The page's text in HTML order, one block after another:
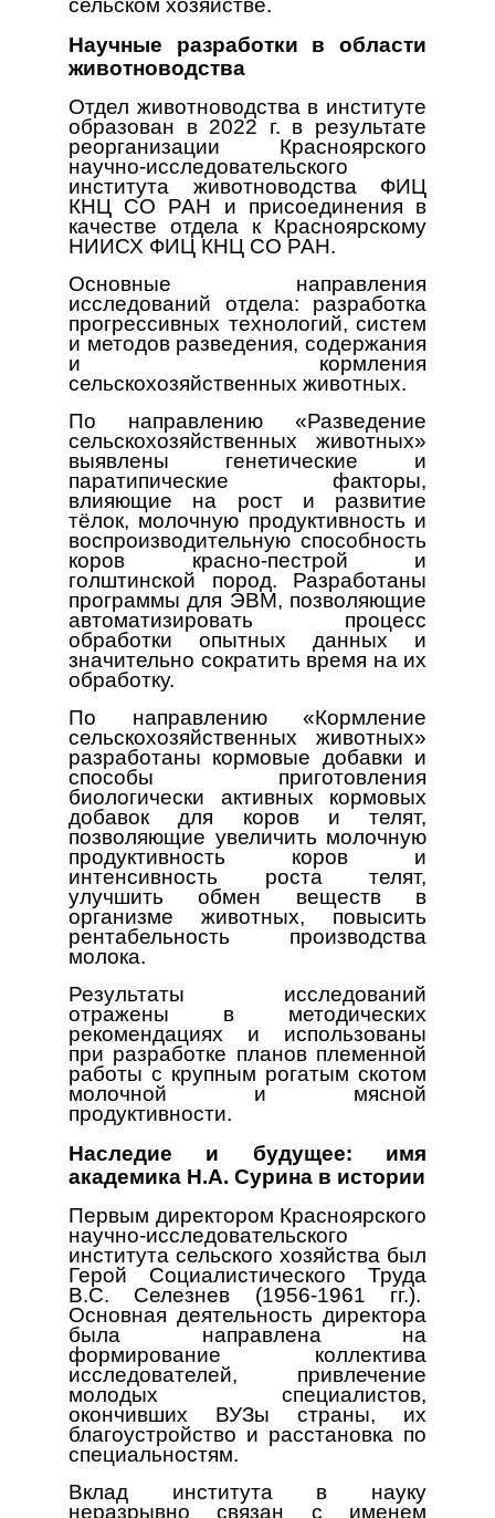
сельском хозяйстве.
Научные разработки в области
животноводства
Отдел животноводства в институте
образован в 2022 г. в результате
реорганизации Красноярского
научно-исследовательского
института животноводства ФИЦ
КНЦ СО РАН и присоединения в
качестве отдела к Красноярскому
НИИСХ ФИЦ КНЦ СО РАН.
Основные направления
исследований отдела: разработка
прогрессивных технологий, систем
и методов разведения, содержания
и кормления
сельскохозяйственных животных.
По направлению «Разведение
сельскохозяйственных животных»
выявлены генетические и
паратипические факторы,
влияющие на рост и развитие
тёлок, молочную продуктивность и
воспроизводительную способность
коров красно-пестрой и
голштинской пород. Разработаны
программы для ЭВМ, позволяющие
автоматизировать процесс
обработки опытных данных и
значительно сократить время на их
обработку.
По направлению «Кормление
сельскохозяйственных животных»
разработаны кормовые добавки и
способы приготовления
биологически активных кормовых
добавок для коров и телят,
позволяющие увеличить молочную
продуктивность коров и
интенсивность роста телят,
улучшить обмен веществ в
организме животных, повысить
рентабельность производства
молока.
Результаты исследований
отражены в методических
рекомендациях и использованы
при разработке планов племенной
работы с крупным рогатым скотом
молочной и мясной
продуктивности.
Наследие и будущее: имя
академика Н.А. Сурина в истории
Первым директором Красноярского
научно-исследовательского
института сельского хозяйства был
Герой Социалистического Труда
В.С. Селезнев (1956-1961 гг.).
Основная деятельность директора
была направлена на
формирование коллектива
исследователей, привлечение
молодых специалистов,
окончивших ВУЗы страны, их
благоустройство и расстановка по
специальностям.
Вклад института в науку
неразрывно связан с именем